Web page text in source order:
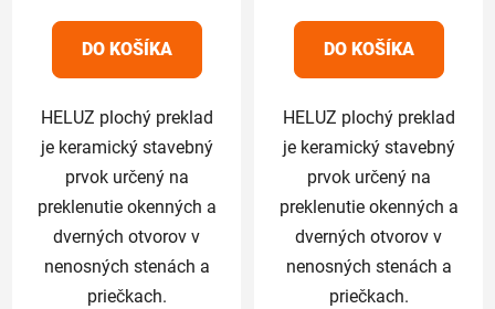
5
hviezdičiek.
DO KOŠÍKA
HELUZ plochý preklad
je keramický stavebný
prvok určený na
preklenutie okenných a
dverných otvorov v
nenosných stenách a
priečkach.
5
hviezdičiek.
DO KOŠÍKA
HELUZ plochý preklad
je keramický stavebný
prvok určený na
preklenutie okenných a
dverných otvorov v
nenosných stenách a
priečkach.